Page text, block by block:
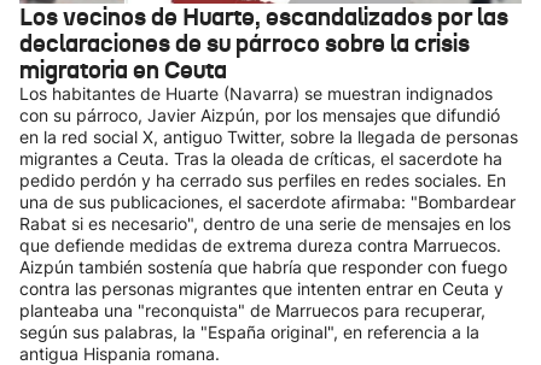
Los vecinos de Huarte, escandalizados por las
declaraciones de su párroco sobre la crisis
migratoria en Ceuta
Los habitantes de Huarte (Navarra) se muestran indignados
con su párroco, Javier Aizpún, por los mensajes que difundió
en la red social X, antiguo Twitter, sobre la llegada de personas
migrantes a Ceuta. Tras la oleada de críticas, el sacerdote ha
pedido perdón y ha cerrado sus perfiles en redes sociales. En
una de sus publicaciones, el sacerdote afirmaba: "Bombardear
Rabat si es necesario", dentro de una serie de mensajes en los
que defiende medidas de extrema dureza contra Marruecos.
Aizpún también sostenía que habría que responder con fuego
contra las personas migrantes que intenten entrar en Ceuta y
planteaba una "reconquista" de Marruecos para recuperar,
según sus palabras, la "España original", en referencia a la
antigua Hispania romana.